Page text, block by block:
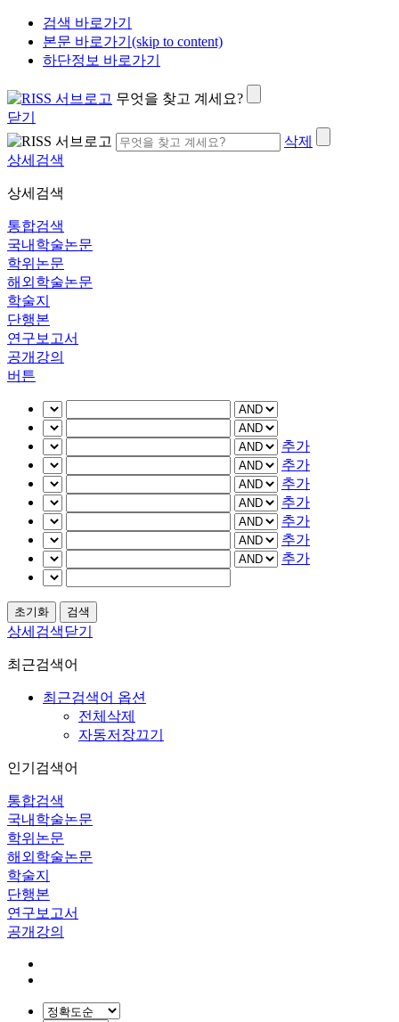
검색 바로가기
본문 바로가기(skip to content)
하단정보 바로가기
무엇을 찾고 계세요?
닫기
삭제
상세검색
상세검색
통합검색
국내학술논문
학위논문
해외학술논문
학술지
단행본
연구보고서
공개강의
버튼
추가
추가
추가
추가
추가
추가
추가
상세검색닫기
최근검색어
최근검색어 옵션
전체삭제
자동저장끄기
인기검색어
통합검색
국내학술논문
학위논문
해외학술논문
학술지
단행본
연구보고서
공개강의